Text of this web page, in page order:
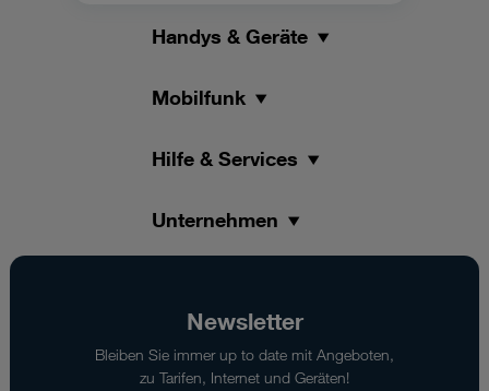
Handys & Geräte
Mobilfunk
Hilfe & Services
Unternehmen
Newsletter
Bleiben Sie immer up to date mit Angeboten,
zu Tarifen, Internet und Geräten!